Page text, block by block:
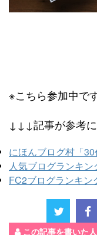
※こちら参加中です
↓↓↓記事が参考
にほんブログ村「30
人気ブログランキン
FC2ブログランキン
この記事を書いた人